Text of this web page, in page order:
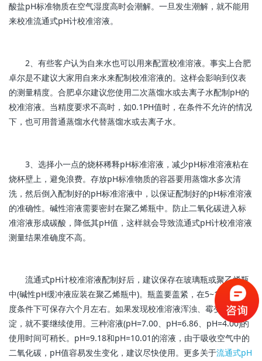
酸盐pH标准物质在空气湿度高时会潮解。一旦发生潮解，就不能用
来校准流通式pH计校准溶液。
2、有些客户认为自来水也可以用来配置校准溶液。事实上合肥
卓尔是不建议大家用自来水来配制校准溶液的。这样会影响到仪表
的测量精度。合肥卓尔建议您使用二次蒸馏水或去离子水配制pH的
校准溶液。当精度要求不高时，如0.1PH值时，在条件不允许的情况
下，也可用普通蒸馏水代替蒸馏水或去离子水。
3、选择小一点的烧杯稀释pH标准溶液，减少pH标准溶液粘在
烧杯壁上，避免浪费。存放pH标准物质的容器要用蒸馏水多次清
洗，然后倒入配制好的pH标准溶液中，以保证配制好的pH标准溶液
的准确性。碱性溶液需要密封在聚乙烯瓶中。防止二氧化碳进入标
准溶液形成碳酸，降低其pH值，这样就会导致流通式pH计校准溶液
测量结果准确度不高。
流通式pH计校准溶液配制好后，建议保存在玻璃瓶或聚乙烯瓶
中(碱性pH缓冲液应装在聚乙烯瓶中)。瓶盖要盖紧，在5~10℃的温
度条件下可保存六个月左右。如果发现校准溶液浑浊、霉变或沉
淀，就不要继续使用。三种溶液(pH=7.00、pH=6.86、pH=4.00)的
使用时间可稍长。pH=9.18和pH=10.01的溶液，由于吸收空气中的
二氧化碳，pH值容易发生变化，建议尽快使用。更多关于流通式pH